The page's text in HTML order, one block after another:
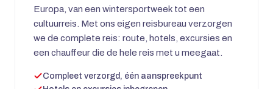
Europa, van een wintersportweek tot een
cultuurreis. Met ons eigen reisbureau verzorgen
we de complete reis: route, hotels, excursies en
een chauffeur die de hele reis met u meegaat.
Compleet verzorgd, één aanspreekpunt